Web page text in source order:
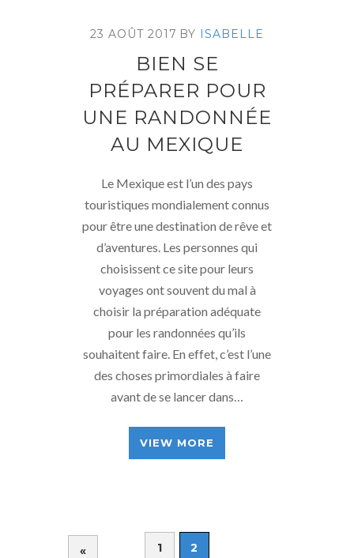
23 AOÛT 2017 BY ISABELLE
BIEN SE
PRÉPARER POUR
UNE RANDONNÉE
AU MEXIQUE
Le Mexique est l’un des pays
touristiques mondialement connus
pour être une destination de rêve et
d’aventures. Les personnes qui
choisissent ce site pour leurs
voyages ont souvent du mal à
choisir la préparation adéquate
pour les randonnées qu’ils
souhaitent faire. En effet, c’est l’une
des choses primordiales à faire
avant de se lancer dans…
VIEW MORE
« 1 2